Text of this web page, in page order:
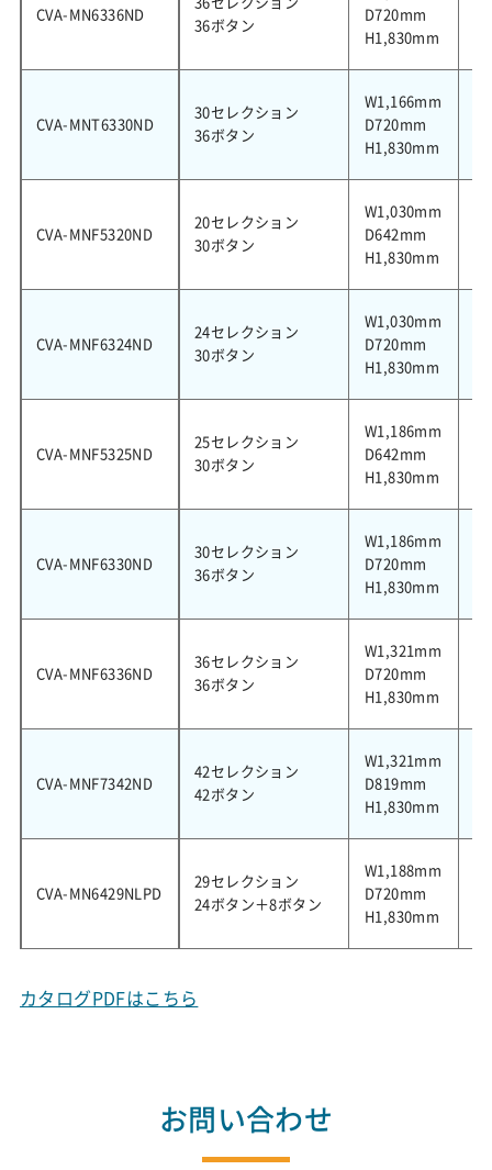
CVA-MN6336ND
36ボタン
D720mm
H1,830mm
CVA-MNT6330ND
30セレクション
36ボタン
W1,166mm
D720mm
H1,830mm
CVA-MNF5320ND
20セレクション
30ボタン
W1,030mm
D642mm
H1,830mm
CVA-MNF6324ND
24セレクション
30ボタン
W1,030mm
D720mm
H1,830mm
CVA-MNF5325ND
25セレクション
30ボタン
W1,186mm
D642mm
H1,830mm
CVA-MNF6330ND
30セレクション
36ボタン
W1,186mm
D720mm
H1,830mm
CVA-MNF6336ND
36セレクション
36ボタン
W1,321mm
D720mm
H1,830mm
CVA-MNF7342ND
42セレクション
42ボタン
W1,321mm
D819mm
H1,830mm
CVA-MN6429NLPD
29セレクション
24ボタン＋8ボタン
W1,188mm
D720mm
H1,830mm
カタログPDFはこちら
お問い合わせ